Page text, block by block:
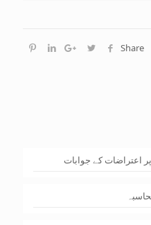
Share
اعتراضات کے جوابات